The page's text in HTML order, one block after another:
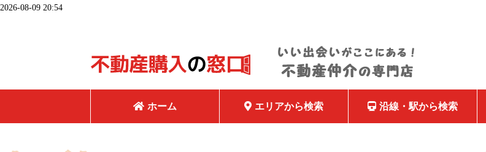
2026-08-09 20:54
ホーム エリアから検索 沿線・駅から検索